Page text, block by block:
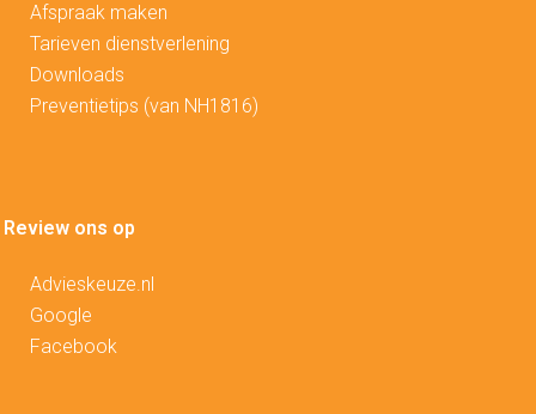
Afspraak maken
Tarieven dienstverlening
Downloads
Preventietips (van NH1816)
Review ons op
Advieskeuze.nl
Google
Facebook